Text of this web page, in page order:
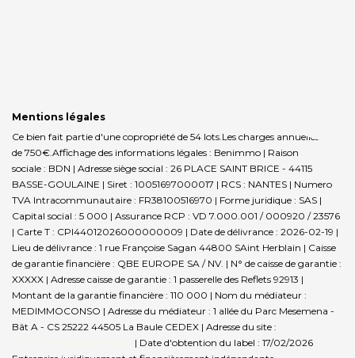
Mentions légales
Ce bien fait partie d'une copropriété de 54 lots.Les charges annuelles sont
de 750€. Affichage des informations légales : Benimmo | Raison
sociale : BDN | Adresse siège social : 26 PLACE SAINT BRICE - 44115
BASSE-GOULAINE | Siret : 10051697000017 | RCS : NANTES | Numero
TVA Intracommunautaire : FR38100516970 | Forme juridique : SAS |
Capital social : 5 000 | Assurance RCP : VD 7.000.001 / 000920 / 23576
| Carte T : CPI44012026000000009 | Date de délivrance : 2026-02-19 |
Lieu de délivrance : 1 rue Françoise Sagan 44800 SAint Herblain | Caisse
de garantie financière : QBE EUROPE SA / NV. | N° de caisse de garantie :
XXXXX | Adresse caisse de garantie : 1 passerelle des Reflets 92913 |
Montant de la garantie financière : 110 000 | Nom du médiateur :
MEDIMMOCONSO | Adresse du médiateur : 1 allée du Parc Mesemena -
Bât A - CS 25222 44505 La Baule CEDEX | Adresse du site :
| Date d'obtention du label : 17/02/2026